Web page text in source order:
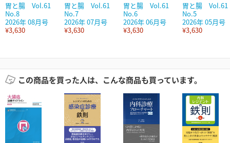
胃と腸 Vol.61
No.8
2026年 08月号
¥3,630
胃と腸 Vol.61
No.7
2026年 07月号
¥3,630
胃と腸 Vol.61
No.6
2026年 06月号
¥3,630
胃と腸 Vol.61
No.5
2026年 05月号
¥3,630
この商品を買った人は、こんな商品も買っています。